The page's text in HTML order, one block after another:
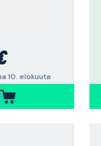
10. elokuuta